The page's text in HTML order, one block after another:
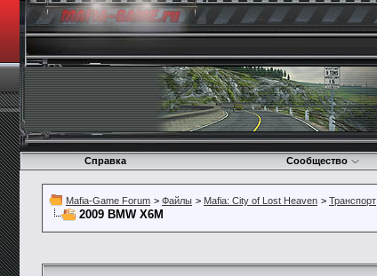
Справка Сообщество
Mafia-Game Forum > Файлы > Mafia: City of Lost Heaven > Транспорт
2009 BMW X6M